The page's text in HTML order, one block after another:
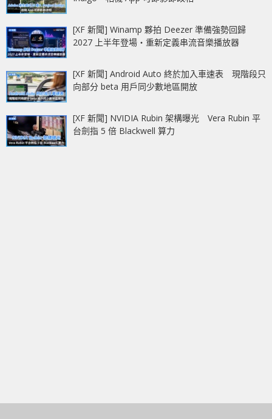
[XF 新聞] Winamp 夥拍 Deezer 準備強勢回歸
2027 上半年登場‧重新定義串流音樂播放器
[XF 新聞] Android Auto 終於加入車速表 現階段只
向部分 beta 用戶同少數地區開放
[XF 新聞] NVIDIA Rubin 架構曝光 Vera Rubin 平
台劍指 5 倍 Blackwell 算力